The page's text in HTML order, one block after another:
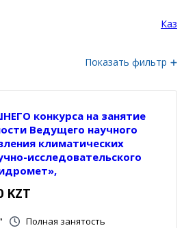
Каз
Показать фильтр
конкурса на занятие
Ведущего научного
климатических
исследовательского
KZT
Полная занятость